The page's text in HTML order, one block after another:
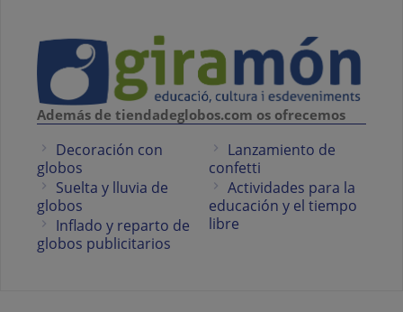
Además de tiendadeglobos.com os ofrecemos
Decoración con
globos
Suelta y lluvia de
globos
Inflado y reparto de
globos publicitarios
Lanzamiento de
confetti
Actividades para la
educación y el tiempo
libre